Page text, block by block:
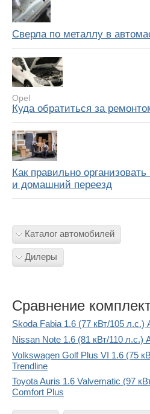
Сверла по металлу в
Opel
Куда обратиться за
Как правильно
и домашний переезд
Каталог автомобилей
Дилеры
Сравнение
Skoda Fabia 1.6 (77 кВт/105
Nissan Note 1.6 (81 кВт/110
Volkswagen Golf Plus VI 1.6 (75
Trendline
Toyota Auris 1.6 Valvematic (97
Comfort Plus